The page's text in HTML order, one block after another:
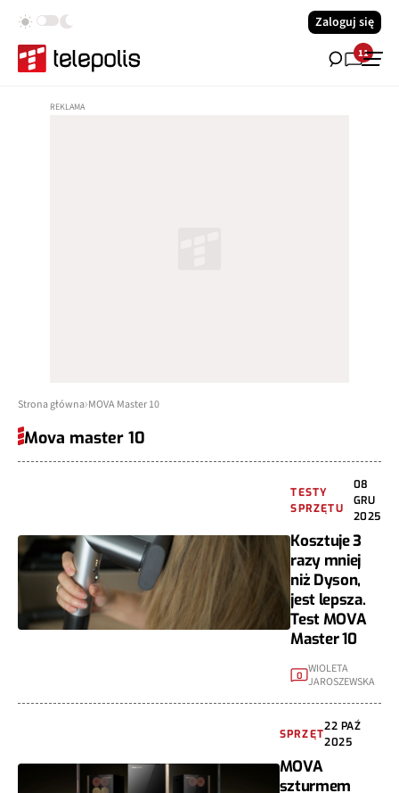
Zaloguj się
11
Strona główna MOVA Master 10
Mova master 10
TESTY
SPRZĘTU
08
GRU
2025
Kosztuje 3
razy mniej
niż Dyson,
jest lepsza.
Test MOVA
Master 10
0 WIOLETA
JAROSZEWSKA
SPRZĘT
22 PAŹ
2025
MOVA
szturmem